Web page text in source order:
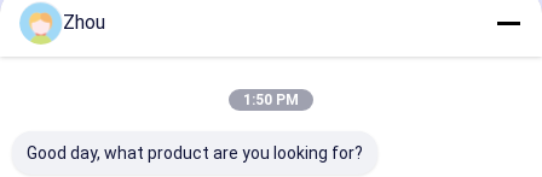
Recommended Products
Zhou
1:50 PM
Good day, what product are you looking for?